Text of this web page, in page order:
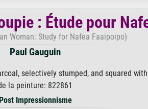
: Étude pour
Woman: Study for Nafea Faaipoipo)
Paul Gauguin
selectively stumped, and squared
la peinture: 822861
Post Impressionnisme